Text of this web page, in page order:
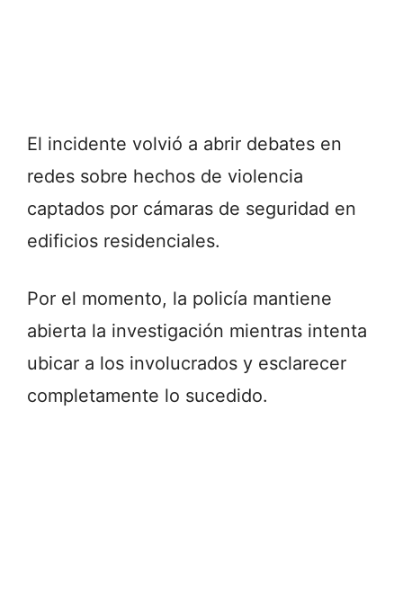
El incidente volvió a abrir debates en
redes sobre hechos de violencia
captados por cámaras de seguridad en
edificios residenciales.
Por el momento, la policía mantiene
abierta la investigación mientras intenta
ubicar a los involucrados y esclarecer
completamente lo sucedido.